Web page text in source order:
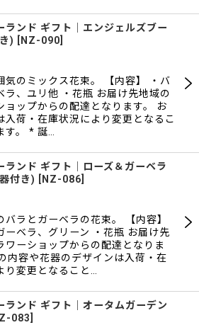
ランド ギフト｜エンジェルズブー
)
NZ-090
気のミックス花束。 【内容】 ・バ
ラ、ユリ他 ・花瓶 お届け先地域の
ョップからの配達となります。 お
入荷・在庫状況により変更となるこ
す。 * 誕…
ランド ギフト｜ローズ＆ガーベラ
付き)
NZ-086
バラとガーベラの花束。 【内容】
ーベラ、グリーン ・花瓶 お届け先
ワーショップからの配達となりま
内容や花器のデザインは入荷・在
り変更となること…
ランド ギフト｜オータムガーデン
083